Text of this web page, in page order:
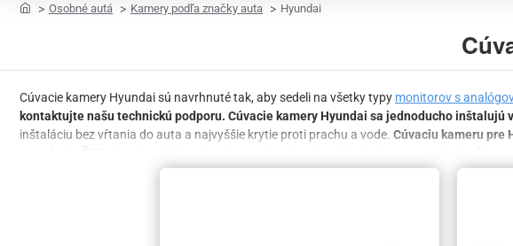
homeOsobné autá Kamery podľa značky auta Hyundai
Cúvacie kamery Hyundai sú navrhnuté tak, aby sedeli na všetky typy monitorov s
kontaktujte našu technickú podporu. Cúvacie kamery Hyundai sa jednoducho inštalujú
inštaláciu bez vŕtania do auta a najvyššie krytie proti prachu a vode. Cúvaciu kameru pre
Do cúvacích kamier vieme zabudovať rozšírenia ako napr. nočný režim
vozidla. Nenašli ste vhodnú kameru pre vaše vozidlo?Univerzálne parkovacie kamery